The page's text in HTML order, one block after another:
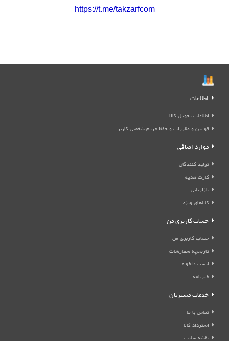
https://t.me/takzarfcom
اطلاعات
اطلاعات تحویل کالا
قوانین و مقررات و حفظ حریم شخصی کاربر
موارد اضافی
تولید کنندگان
کارت هدیه
بازاریابی
کالاهای ویژه
حساب کاربری من
حساب کاربری من
تاریخچه سفارشات
لیست دلخواه
خبرنامه
خدمات مشتریان
تماس با ما
استرداد کالا
نقشه سایت